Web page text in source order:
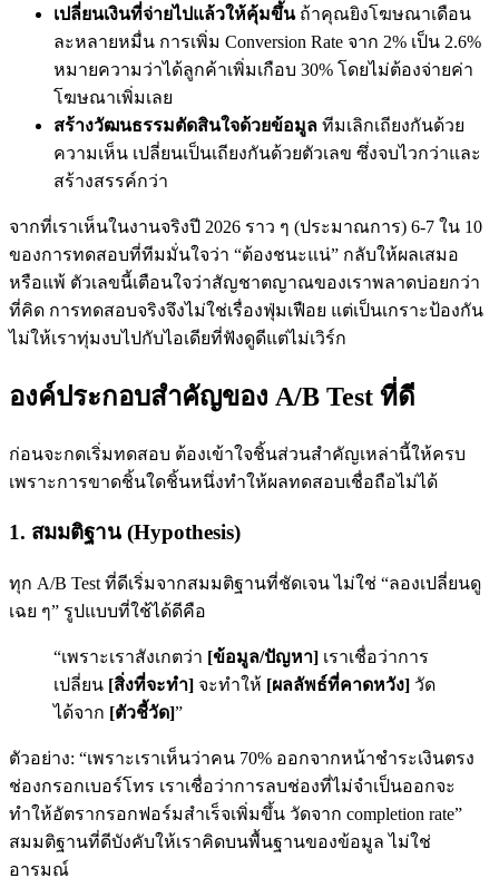
เปลี่ยนเงินที่จ่ายไปแล้วให้คุ้มขึ้นถ้าคุณยิงโฆษณาเดือน
ละหลายหมื่น การเพิ่ม Conversion Rate จาก 2% เป็น 2.6%
หมายความว่าได้ลูกค้าเพิ่มเกือบ 30% โดยไม่ต้องจ่ายค่า
โฆษณาเพิ่มเลย
สร้างวัฒนธรรมตัดสินใจด้วยข้อมูล ทีมเลิกเถียงกันด้วย
ความเห็น เปลี่ยนเป็นเถียงกันด้วยตัวเลข ซึ่งจบไวกว่าและ
สร้างสรรค์กว่า
จากที่เราเห็นในงานจริงปี 2026 ราว ๆ (ประมาณการ) 6-7 ใน 10
ของการทดสอบที่ทีมมั่นใจว่า “ต้องชนะแน่” กลับให้ผลเสมอ
หรือแพ้ ตัวเลขนี้เตือนใจว่าสัญชาตญาณของเราพลาดบ่อยกว่า
ที่คิด การทดสอบจริงจึงไม่ใช่เรื่องฟุ่มเฟือย แต่เป็นเกราะป้องกัน
ไม่ให้เราทุ่มงบไปกับไอเดียที่ฟังดูดีแต่ไม่เวิร์ก
องค์ประกอบสำคัญของ A/B Test ที่ดี
ก่อนจะกดเริ่มทดสอบ ต้องเข้าใจชิ้นส่วนสำคัญเหล่านี้ให้ครบ
เพราะการขาดชิ้นใดชิ้นหนึ่งทำให้ผลทดสอบเชื่อถือไม่ได้
1. สมมติฐาน (Hypothesis)
ทุก A/B Test ที่ดีเริ่มจากสมมติฐานที่ชัดเจน ไม่ใช่ “ลองเปลี่ยนดู
เฉย ๆ” รูปแบบที่ใช้ได้ดีคือ
“เพราะเราสังเกตว่า [ข้อมูล/ปัญหา] เราเชื่อว่าการ
เปลี่ยน [สิ่งที่จะทำ] จะทำให้ [ผลลัพธ์ที่คาดหวัง] วัด
ได้จาก [ตัวชี้วัด]”
ตัวอย่าง: “เพราะเราเห็นว่าคน 70% ออกจากหน้าชำระเงินตรง
ช่องกรอกเบอร์โทร เราเชื่อว่าการลบช่องที่ไม่จำเป็นออกจะ
ทำให้อัตรากรอกฟอร์มสำเร็จเพิ่มขึ้น วัดจาก completion rate”
สมมติฐานที่ดีบังคับให้เราคิดบนพื้นฐานของข้อมูล ไม่ใช่
อารมณ์